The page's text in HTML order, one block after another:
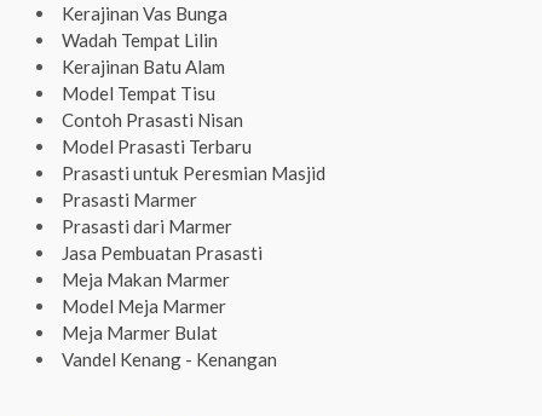
Kerajinan Vas Bunga
Wadah Tempat Lilin
Kerajinan Batu Alam
Model Tempat Tisu
Contoh Prasasti Nisan
Model Prasasti Terbaru
Prasasti untuk Peresmian Masjid
Prasasti Marmer
Prasasti dari Marmer
Jasa Pembuatan Prasasti
Meja Makan Marmer
Model Meja Marmer
Meja Marmer Bulat
Vandel Kenang - Kenangan